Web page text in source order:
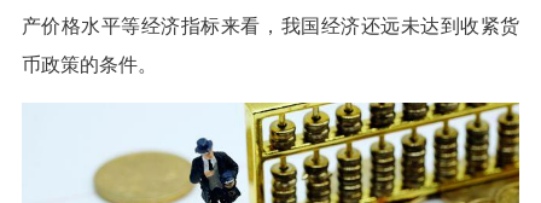
产价格水平等经济指标来看，我国经济还远未达到收紧货
币政策的条件。